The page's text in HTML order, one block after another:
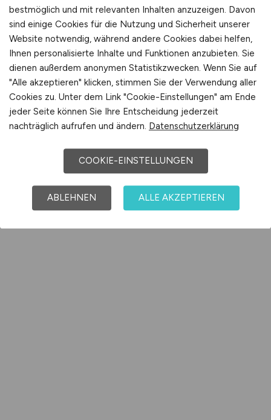
bestmöglich und mit relevanten Inhalten anzuzeigen. Davon
sind einige Cookies für die Nutzung und Sicherheit unserer
Website notwendig, während andere Cookies dabei helfen,
Ihnen personalisierte Inhalte und Funktionen anzubieten. Sie
dienen außerdem anonymen Statistikzwecken. Wenn Sie auf
"Alle akzeptieren" klicken, stimmen Sie der Verwendung aller
Cookies zu. Unter dem Link "Cookie-Einstellungen" am Ende
jeder Seite können Sie Ihre Entscheidung jederzeit
nachträglich aufrufen und ändern. Datenschutzerklärung
COOKIE-EINSTELLUNGEN
ABLEHNEN ALLE AKZEPTIEREN